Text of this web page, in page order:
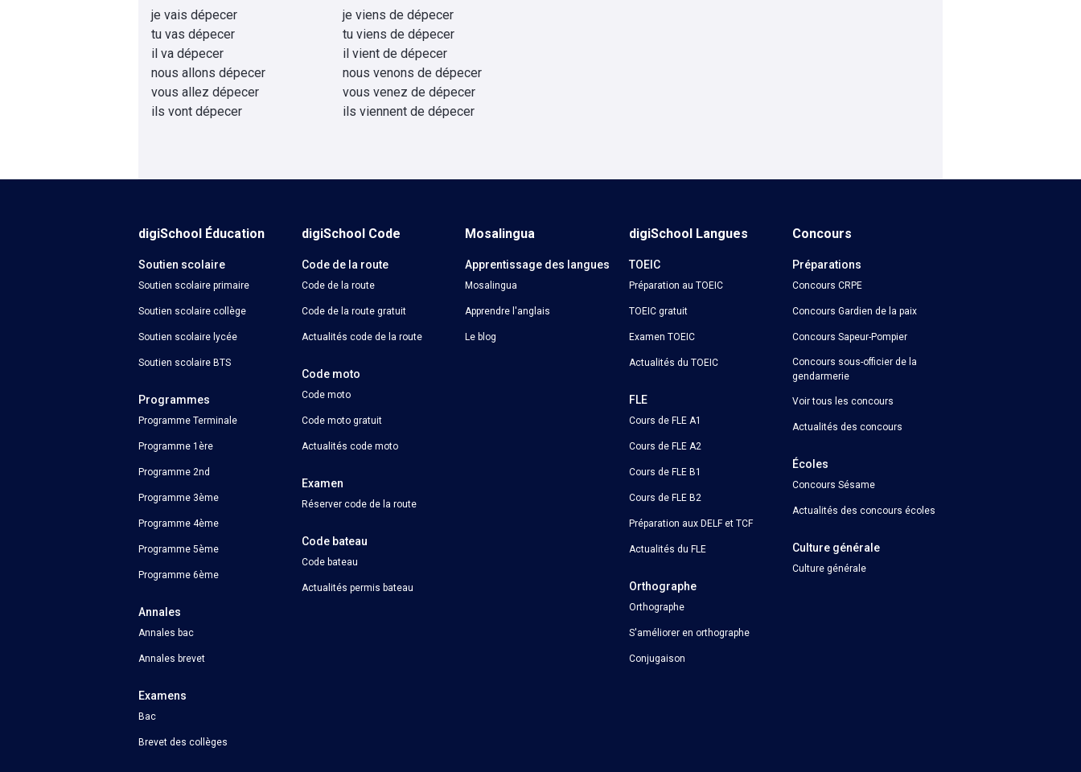
je vais dépecer
tu vas dépecer
il va dépecer
nous allons dépecer
vous allez dépecer
ils vont dépecer
je viens de dépecer
tu viens de dépecer
il vient de dépecer
nous venons de dépecer
vous venez de dépecer
ils viennent de dépecer
digiSchool Éducation
Soutien scolaire
Soutien scolaire primaire
Soutien scolaire collège
Soutien scolaire lycée
Soutien scolaire BTS
Programmes
Programme Terminale
Programme 1ère
Programme 2nd
Programme 3ème
Programme 4ème
Programme 5ème
Programme 6ème
Annales
Annales bac
Annales brevet
Examens
Bac
Brevet des collèges
digiSchool Code
Code de la route
Code de la route
Code de la route gratuit
Actualités code de la route
Code moto
Code moto
Code moto gratuit
Actualités code moto
Examen
Réserver code de la route
Code bateau
Code bateau
Actualités permis bateau
Mosalingua
Apprentissage des langues
Mosalingua
Apprendre l'anglais
Le blog
digiSchool Langues
TOEIC
Préparation au TOEIC
TOEIC gratuit
Examen TOEIC
Actualités du TOEIC
FLE
Cours de FLE A1
Cours de FLE A2
Cours de FLE B1
Cours de FLE B2
Préparation aux DELF et TCF
Actualités du FLE
Orthographe
Orthographe
S'améliorer en orthographe
Conjugaison
Concours
Préparations
Concours CRPE
Concours Gardien de la paix
Concours Sapeur-Pompier
Concours sous-officier de la
gendarmerie
Voir tous les concours
Actualités des concours
Écoles
Concours Sésame
Actualités des concours écoles
Culture générale
Culture générale